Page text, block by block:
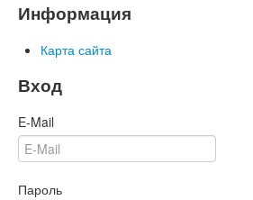
Информация
Карта сайта
Вход
E-Mail
Пароль